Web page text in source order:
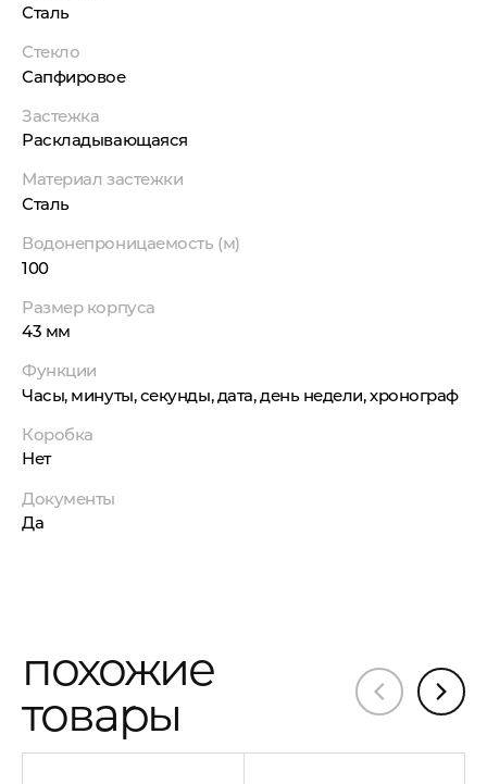
Сталь
Стекло
Сапфировое
Застежка
Раскладывающаяся
Материал застежки
Сталь
Водонепроницаемость (м)
100
Размер корпуса
43 мм
Функции
Часы, минуты, секунды, дата, день недели, хронограф
Коробка
Нет
Документы
Да
похожие
товары